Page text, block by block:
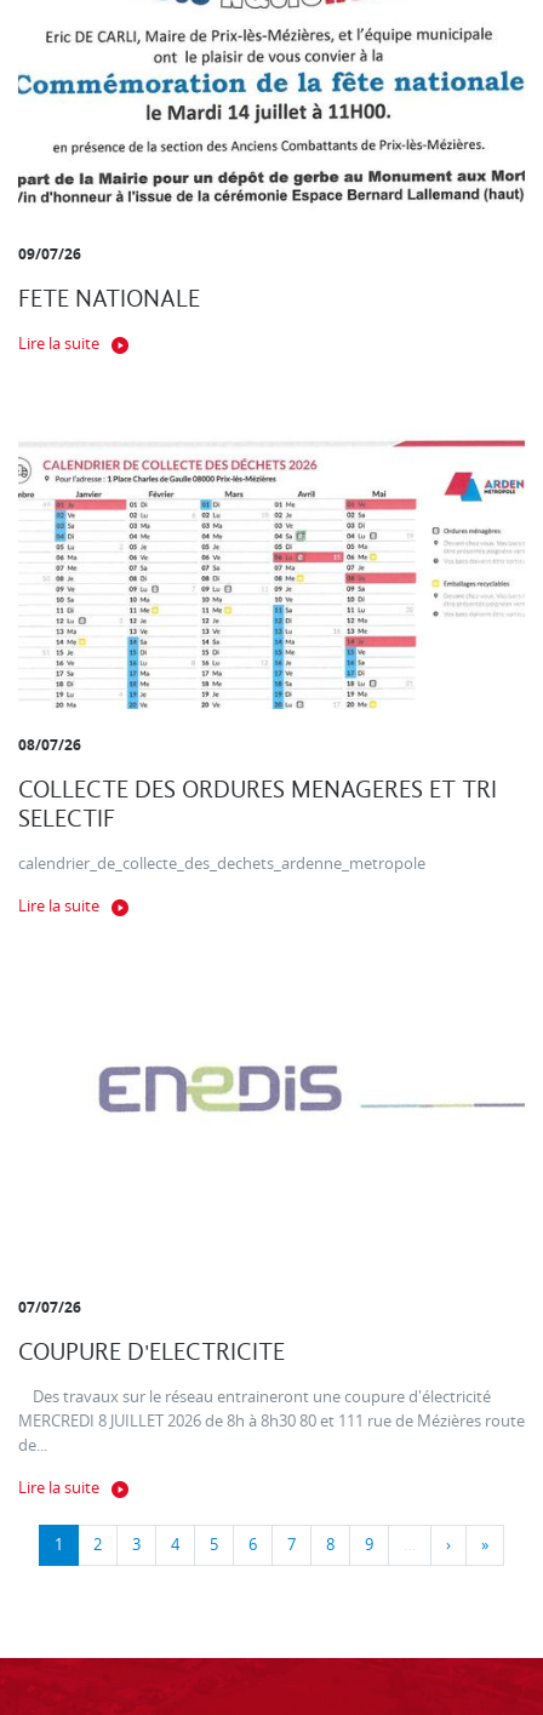
09/07/26
FETE NATIONALE
Lire la suite
08/07/26
COLLECTE DES ORDURES MENAGERES ET TRI
SELECTIF
calendrier_de_collecte_des_dechets_ardenne_metropole
Lire la suite
07/07/26
COUPURE D'ELECTRICITE
Des travaux sur le réseau entraineront une coupure d'électricité
MERCREDI 8 JUILLET 2026 de 8h à 8h30 80 et 111 rue de Mézières route
de...
Lire la suite
1 2 3 4 5 6 7 8 9 … › »